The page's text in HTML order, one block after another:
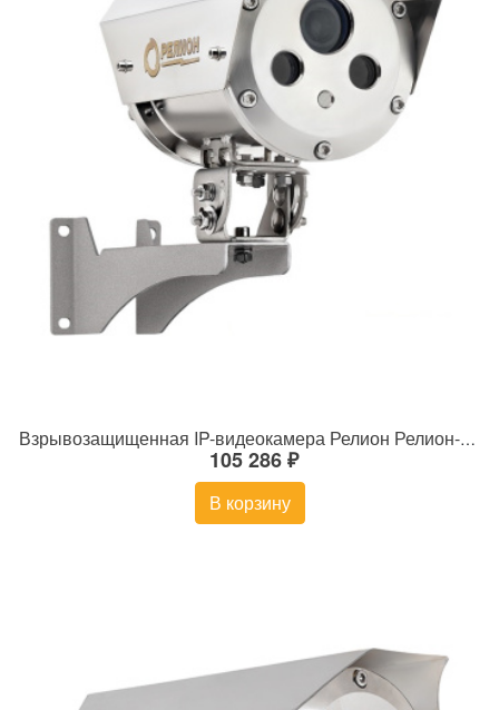
Взрывозащищенная IP-видеокамера Релион Релион-Exd-Н-100-ИК-IP5Мп2.7-13.5Z-PoE-SD-МК-TR
105 286 ₽
В корзину